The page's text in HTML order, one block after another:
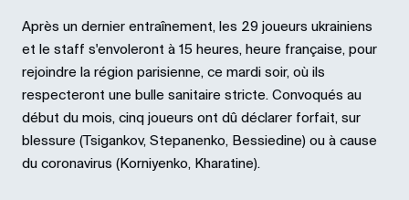
Après un dernier entraînement, les 29 joueurs ukrainiens
et le staff s'envoleront à 15 heures, heure française, pour
rejoindre la région parisienne, ce mardi soir, où ils
respecteront une bulle sanitaire stricte. Convoqués au
début du mois, cinq joueurs ont dû déclarer forfait, sur
blessure (Tsigankov, Stepanenko, Bessiedine) ou à cause
du coronavirus (Korniyenko, Kharatine).